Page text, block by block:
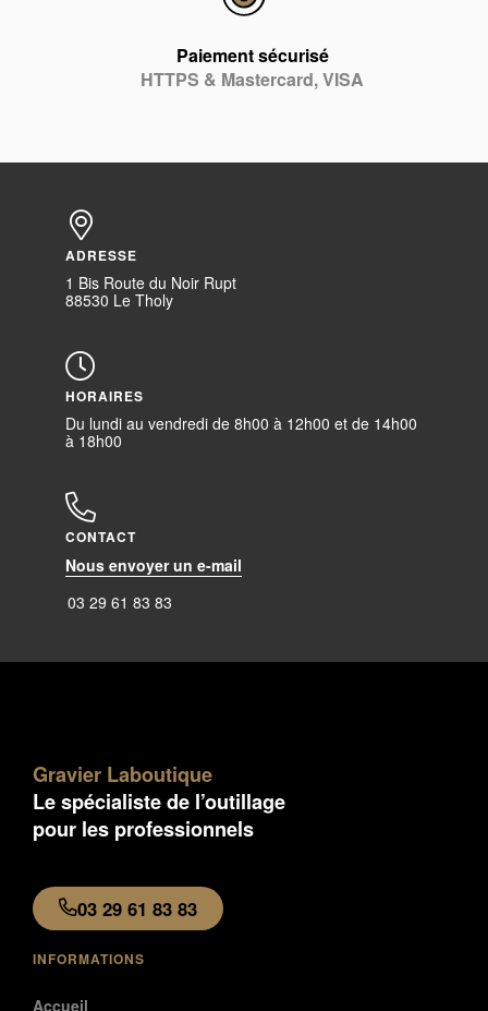
Paiement sécurisé
HTTPS & Mastercard, VISA
ADRESSE
1 Bis Route du Noir Rupt
88530 Le Tholy
HORAIRES
Du lundi au vendredi de 8h00 à 12h00 et de 14h00
à 18h00
CONTACT
Nous envoyer un e-mail
03 29 61 83 83
Gravier Laboutique
Le spécialiste de l’outillage
pour les professionnels
03 29 61 83 83
INFORMATIONS
Accueil